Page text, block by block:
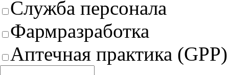
Служба персонала
Фармразработка
Аптечная практика (GPP)